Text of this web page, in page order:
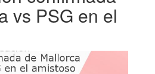
vs PSG en el